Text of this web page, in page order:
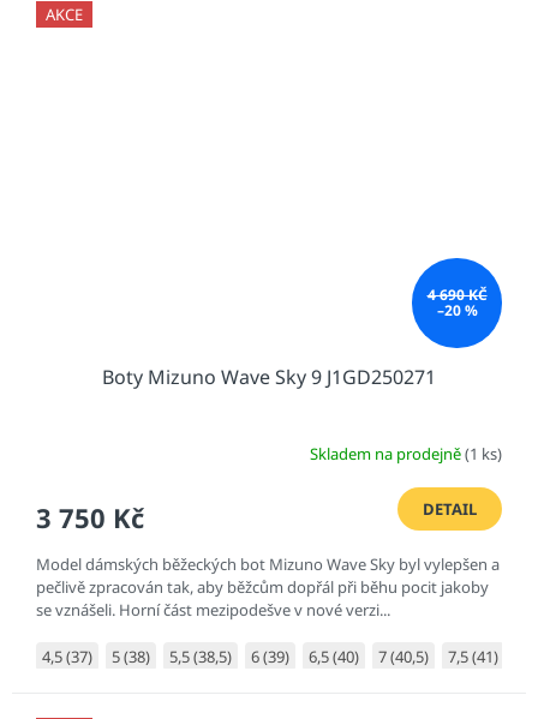
AKCE
4 690 KČ
–20 %
Boty Mizuno Wave Sky 9 J1GD250271
Skladem na prodejně(1 ks)
3 750 Kč DETAIL
Model dámských běžeckých bot Mizuno Wave Sky byl vylepšen a
pečlivě zpracován tak, aby běžcům dopřál při běhu pocit jakoby
se vznášeli. Horní část mezipodešve v nové verzi...
4,5 (37) 5 (38) 5,5 (38,5) 6 (39) 6,5 (40) 7 (40,5) 7,5 (41)